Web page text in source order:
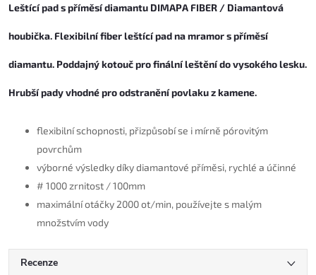
Leštící pad s příměsí diamantu DIMAPA FIBER / Diamantová
houbička. Flexibilní fiber leštící pad na mramor s příměsí
diamantu. Poddajný kotouč pro finální leštění do vysokého lesku.
Hrubší pady vhodné pro odstranění povlaku z kamene.
flexibilní schopnosti, přizpůsobí se i mírně pórovitým
povrchům
výborné výsledky díky diamantové příměsi, rychlé a účinné
# 1000 zrnitost / 100mm
maximální otáčky 2000 ot/min, používejte s malým
množstvím vody
Recenze